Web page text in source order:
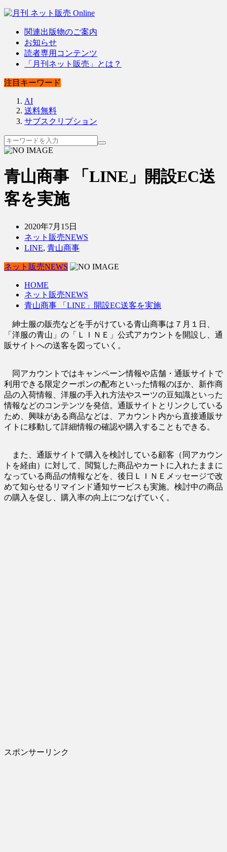
関連出版物のご案内
お知らせ
読者専用コンテンツ
「月刊ネット販売」とは？
注目キーワード
AI
送料無料
サブスクリプション
青山商事 「LINE」開設EC送
客を実施
2020年7月15日
ネット販売NEWS
LINE, 青山商事
ネット販売NEWS
HOME
ネット販売NEWS
青山商事 「LINE」開設EC送客を実施
紳士服の販売などを手がけている青山商事は７月１日、
「洋服の青山」の「ＬＩＮＥ」公式アカウントを開設し、通
販サイトへの送客を図っていく。
同アカウントではキャンペーン情報や店舗・通販サイトで
利用できる限定クーポンの配布といった情報のほか、新作商
品の入荷情報、洋服の手入れ方法やスーツの豆知識といった
情報などのコンテンツを発信。通販サイトとリンクしている
ため、興味がある商品などは、アカウント内から直接通販サ
イトに移動して詳細情報の確認や購入することもできる。
また、通販サイトで購入を検討している顧客（同アカウン
トを経由）に対して、閲覧した商品やカートに入れたままに
なっている商品の情報などを、後日ＬＩＮＥメッセージで改
めて知らせるリマインド通知サービスも実施。検討中の商品
の購入を促し、購入率の向上につなげていく。
スポンサーリンク